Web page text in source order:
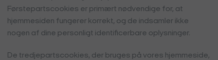
Førstepartscookies er primært nødvendige for, at
hjemmesiden fungerer korrekt, og de indsamler ikke
nogen af dine personligt identificerbare oplysninger.
De tredjepartscookies, der bruges på vores hjemmeside,